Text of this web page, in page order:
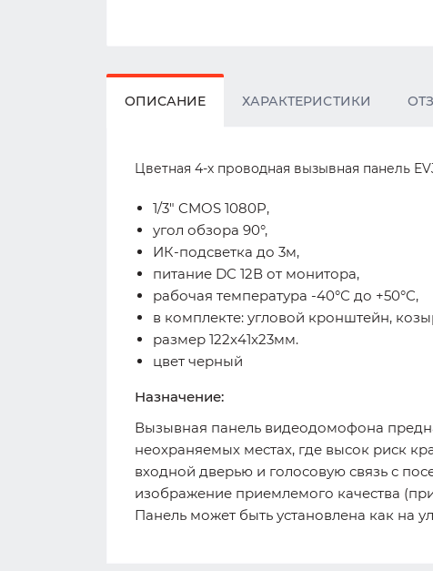
ОПИСАНИЕ ХАРАКТЕРИСТИКИ
Цветная 4-х проводная вызывная панель
1/3" CMOS 1080P,
угол обзора 90°,
ИК-подсветка до 3м,
питание DC 12В от монитора,
рабочая температура -40°С до +50°С,
в комплекте: угловой кронштейн,
размер 122x41x23мм.
цвет черный
Назначение:
Вызывная панель видеодомофона
неохраняемых местах, где высок риск
входной дверью и голосовую связь с
изображение приемлемого качества
Панель может быть установлена как на